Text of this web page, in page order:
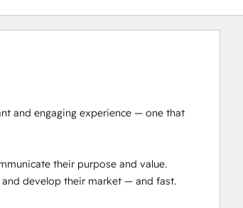
and engaging experience — one that
their purpose and value.
develop their market — and fast.